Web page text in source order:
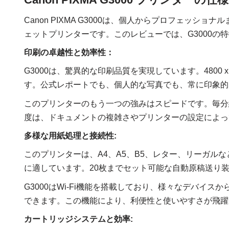
Canon PIXMA G3000は、個人からプロフェッショナ
ェットプリンターです。このレビューでは、G3000の
印刷の卓越性と効率性：
G3000は、驚異的な印刷品質を実現しています。4800
す。公式レポートでも、個人的な写真でも、常に印象
このプリンターのもう一つの強みはスピードです。毎
度は、ドキュメントの複雑さやプリンターの設定によ
多様な用紙処理と接続性:
このプリンターは、A4、A5、B5、レター、リーガル
に適しています。20枚までセット可能な自動原稿送り
G3000はWi-Fi機能を搭載しており、様々なデバイス
できます。この機能により、利便性と使いやすさが飛
カートリッジシステムと効率: